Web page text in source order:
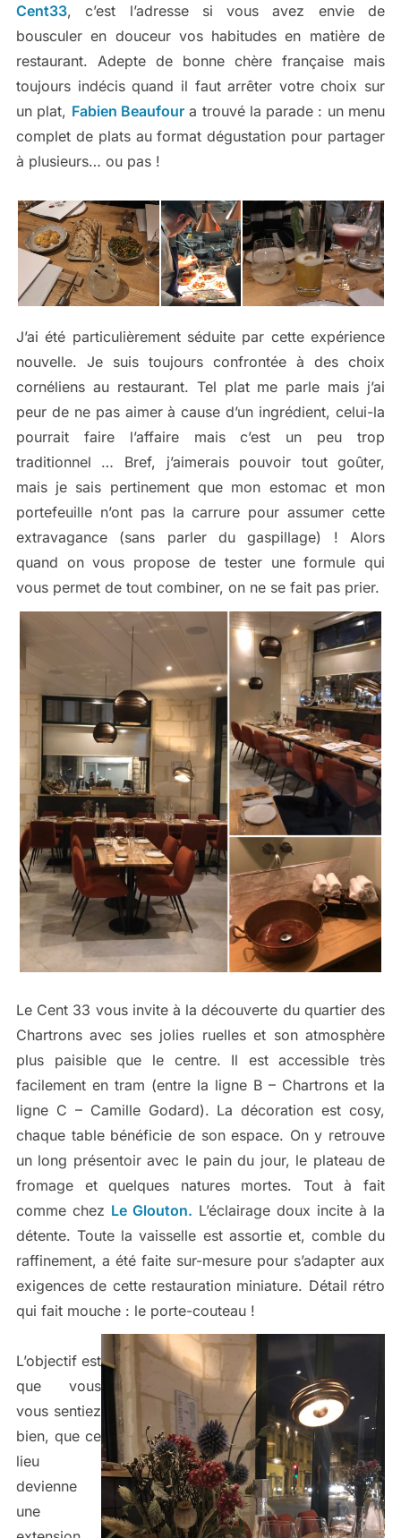
Cent33, c’est l’adresse si vous avez envie de
bousculer en douceur vos habitudes en matière de
restaurant. Adepte de bonne chère française mais
toujours indécis quand il faut arrêter votre choix sur
un plat, Fabien Beaufoura trouvé la parade : un menu
complet de plats au format dégustation pour partager
à plusieurs… ou pas !
J’ai été particulièrement séduite par cette expérience
nouvelle. Je suis toujours confrontée à des choix
cornéliens au restaurant. Tel plat me parle mais j’ai
peur de ne pas aimer à cause d’un ingrédient, celui-la
pourrait faire l’affaire mais c’est un peu trop
traditionnel … Bref, j’aimerais pouvoir tout goûter,
mais je sais pertinement que mon estomac et mon
portefeuille n’ont pas la carrure pour assumer cette
extravagance (sans parler du gaspillage) ! Alors
quand on vous propose de tester une formule qui
vous permet de tout combiner, on ne se fait pas prier.
Le Cent 33 vous invite à la découverte du quartier des
Chartrons avec ses jolies ruelles et son atmosphère
plus paisible que le centre. Il est accessible très
facilement en tram (entre la ligne B – Chartrons et la
ligne C – Camille Godard). La décoration est cosy,
chaque table bénéficie de son espace. On y retrouve
un long présentoir avec le pain du jour, le plateau de
fromage et quelques natures mortes. Tout à fait
comme chez Le Glouton. L’éclairage doux incite à la
détente. Toute la vaisselle est assortie et, comble du
raffinement, a été faite sur-mesure pour s’adapter aux
exigences de cette restauration miniature. Détail rétro
qui fait mouche : le porte-couteau !
L’objectif est
que vous
vous sentiez
bien, que ce
lieu
devienne
une